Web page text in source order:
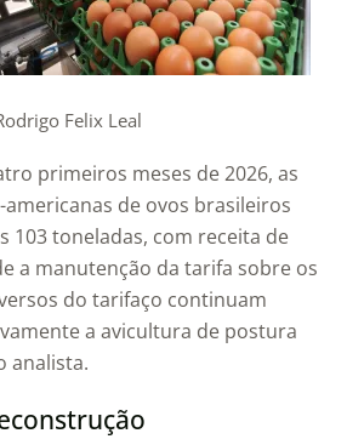
Felix Leal
primeiros meses de 2026, as
de ovos brasileiros
103 toneladas, com receita de
a manutenção da tarifa sobre os
do tarifaço continuam
a avicultura de postura
analista.